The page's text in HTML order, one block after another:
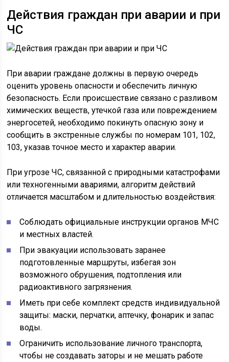
Действия граждан при аварии и при
ЧС
При аварии граждане должны в первую очередь
оценить уровень опасности и обеспечить личную
безопасность. Если происшествие связано с разливом
химических веществ, утечкой газа или повреждением
энергосетей, необходимо покинуть опасную зону и
сообщить в экстренные службы по номерам 101, 102,
103, указав точное место и характер аварии.
При угрозе ЧС, связанной с природными катастрофами
или техногенными авариями, алгоритм действий
отличается масштабом и длительностью воздействия:
Соблюдать официальные инструкции органов МЧС
и местных властей.
При эвакуации использовать заранее
подготовленные маршруты, избегая зон
возможного обрушения, подтопления или
радиоактивного загрязнения.
Иметь при себе комплект средств индивидуальной
защиты: маски, перчатки, аптечку, фонарик и запас
воды.
Ограничить использование личного транспорта,
чтобы не создавать заторы и не мешать работе